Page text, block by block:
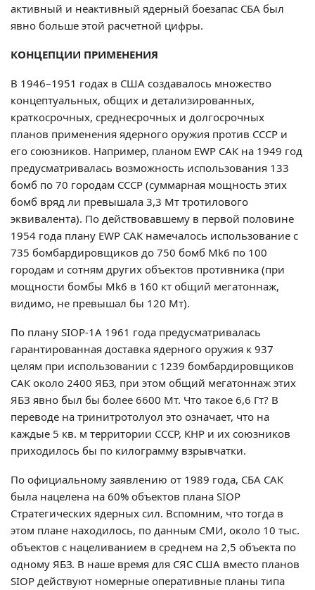
активный и неактивный ядерный боезапас СБА был
явно больше этой расчетной цифры.
КОНЦЕПЦИИ ПРИМЕНЕНИЯ
В 1946–1951 годах в США создавалось множество
концептуальных, общих и детализированных,
краткосрочных, среднесрочных и долгосрочных
планов применения ядерного оружия против СССР и
его союзников. Например, планом EWP САК на 1949 год
предусматривалась возможность использования 133
бомб по 70 городам СССР (суммарная мощность этих
бомб вряд ли превышала 3,3 Мт тротилового
эквивалента). По действовавшему в первой половине
1954 года плану EWP САК намечалось использование с
735 бомбардировщиков до 750 бомб Mk6 по 100
городам и сотням других объектов противника (при
мощности бомбы Mk6 в 160 кт общий мегатоннаж,
видимо, не превышал бы 120 Мт).
По плану SIOP-1A 1961 года предусматривалась
гарантированная доставка ядерного оружия к 937
целям при использовании с 1239 бомбардировщиков
САК около 2400 ЯБЗ, при этом общий мегатоннаж этих
ЯБЗ явно был бы более 6600 Мт. Что такое 6,6 Гт? В
переводе на тринитротолуол это означает, что на
каждые 5 кв. м территории СССР, КНР и их союзников
приходилось бы по килограмму взрывчатки.
По официальному заявлению от 1989 года, СБА САК
была нацелена на 60% объектов плана SIOP
Стратегических ядерных сил. Вспомним, что тогда в
этом плане находилось, по данным СМИ, около 10 тыс.
объектов с нацеливанием в среднем на 2,5 объекта по
одному ЯБЗ. В наше время для СЯС США вместо планов
SIOP действуют номерные оперативные планы типа